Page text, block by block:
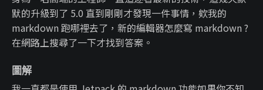
默的升級到了 5.0 直到剛剛才發現一件事情，欸我的
markdown 跑哪裡去了，新的編輯器怎麼寫 markdown ?
在網路上搜尋了一下才找到答案。
圖解